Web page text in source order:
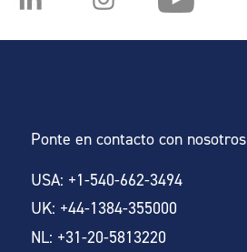
Ponte en contacto con nosotros
USA: +1-540-662-3494
UK: +44-1384-355000
NL: +31-20-5813220